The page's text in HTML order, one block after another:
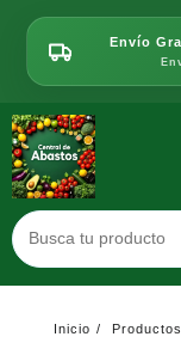
contenido
Envío
Inicio Productos